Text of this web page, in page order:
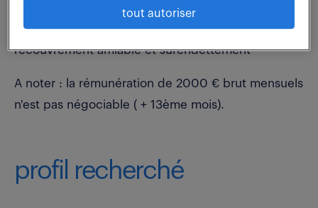
- Suivi des impayés
- Accompagnement sur les procédures de
recouvrement amiable et surendettement
A noter : la rémunération de 2000 € brut mensuels
n'est pas négociable ( + 13ème mois).
profil recherché
tout autoriser